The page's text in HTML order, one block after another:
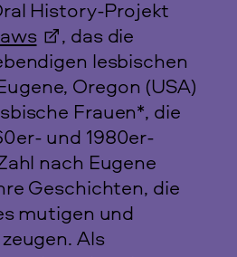
History-Projekt
, das die
lesbischen
Oregon (USA)
Frauen*, die
und 1980er-
nach Eugene
Geschichten, die
mutigen und
Als